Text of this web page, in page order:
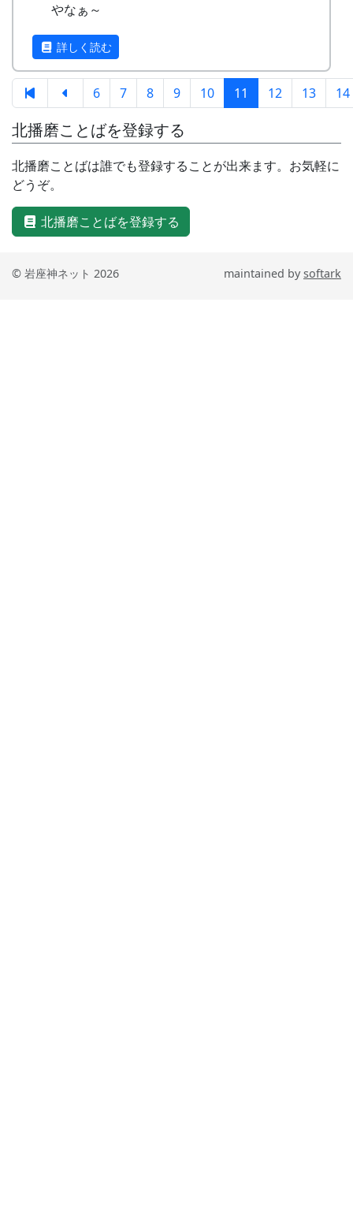
やなぁ～
詳しく読む
6 7 8 9 10 11 12 13 14
北播磨ことばを登録する
北播磨ことばは誰でも登録することが出来ます。お気軽に
どうぞ。
北播磨ことばを登録する
© 岩座神ネット 2026 maintained bysoftark